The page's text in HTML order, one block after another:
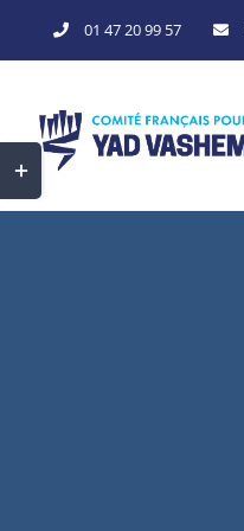
to
01 47 20 99 57
Toggle
Sliding